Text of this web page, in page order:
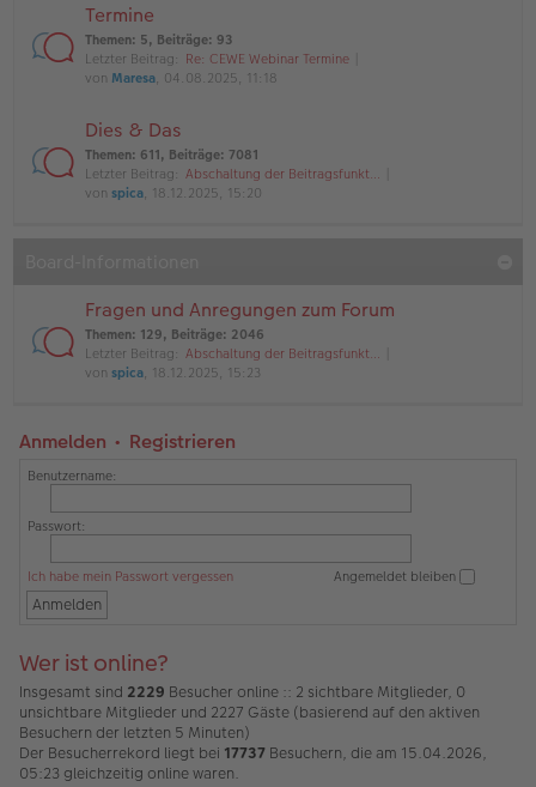
Termine
Themen: 5, Beiträge: 93
Letzter Beitrag: Re: CEWE Webinar Termine
von Maresa, 04.08.2025, 11:18
Dies & Das
Themen: 611, Beiträge: 7081
Letzter Beitrag: Abschaltung der Beitragsfunkt…
von spica, 18.12.2025, 15:20
Fragen und Anregungen zum Forum
Themen: 129, Beiträge: 2046
Letzter Beitrag: Abschaltung der Beitragsfunkt…
von spica, 18.12.2025, 15:23
Anmelden • Registrieren
Benutzername:
Passwort:
Ich habe mein Passwort vergessen Angemeldet bleiben
Wer ist online?
Insgesamt sind 2229 Besucher online :: 2 sichtbare Mitglieder, 0
unsichtbare Mitglieder und 2227 Gäste (basierend auf den aktiven
Besuchern der letzten 5 Minuten)
Der Besucherrekord liegt bei 17737 Besuchern, die am 15.04.2026,
05:23 gleichzeitig online waren.